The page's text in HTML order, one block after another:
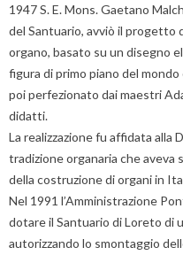
1947 S. E. Mons. Gaetano
del Santuario, avviò il progetto
organo, basato su un disegno
figura di primo piano del
poi perfezionato dai maestri
didatti.
La realizzazione fu affidata alla
tradizione organaria che
della costruzione di organi in
Nel 1991 l’Amministrazione
dotare il Santuario di Loreto di
autorizzando lo smontaggio